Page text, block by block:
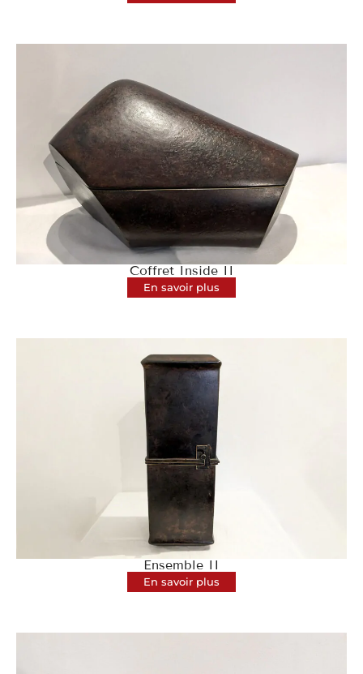
Coffret Inside II
En savoir plus
Ensemble II
En savoir plus